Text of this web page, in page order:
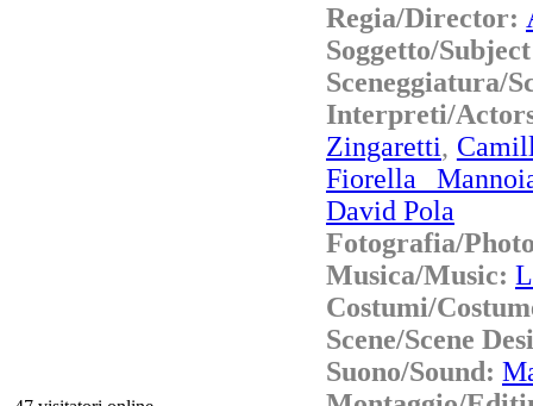
Regia/Director:
Soggetto/
Sceneggiatura/
Interpreti/
Zingaretti,
Fiorella
David Pola
Fotografia/
Musica/Music:
Costumi/
Scene/Scene
Suono/Sound: